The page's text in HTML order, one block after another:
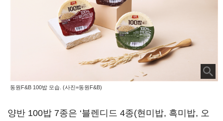
동원F&B 100밥 모습. (사진=동원F&B)
양반 100밥 7종은 ‘블렌디드 4종(현미밥, 흑미밥, 오